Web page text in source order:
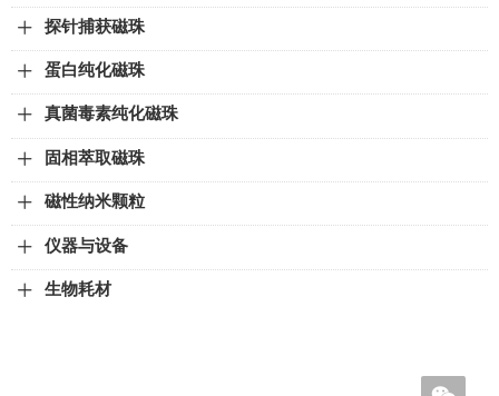
探针捕获磁珠
蛋白纯化磁珠
真菌毒素纯化磁珠
固相萃取磁珠
磁性纳米颗粒
仪器与设备
生物耗材